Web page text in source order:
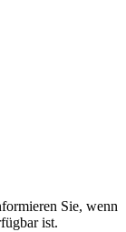
Sie, wenn
ist.